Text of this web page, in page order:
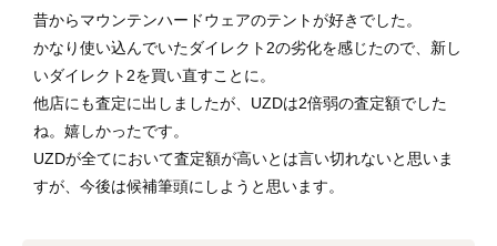
昔からマウンテンハードウェアのテントが好きでした。
かなり使い込んでいたダイレクト2の劣化を感じたので、新し
いダイレクト2を買い直すことに。
他店にも査定に出しましたが、UZDは2倍弱の査定額でした
ね。嬉しかったです。
UZDが全てにおいて査定額が高いとは言い切れないと思いま
すが、今後は候補筆頭にしようと思います。